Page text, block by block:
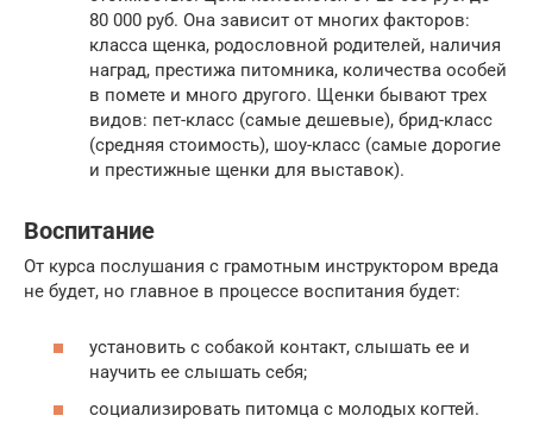
80 000 руб. Она зависит от многих факторов:
класса щенка, родословной родителей, наличия
наград, престижа питомника, количества особей
в помете и много другого. Щенки бывают трех
видов: пет-класс (самые дешевые), брид-класс
(средняя стоимость), шоу-класс (самые дорогие
и престижные щенки для выставок).
Воспитание
От курса послушания с грамотным инструктором вреда
не будет, но главное в процессе воспитания будет:
установить с собакой контакт, слышать ее и
научить ее слышать себя;
социализировать питомца с молодых когтей.